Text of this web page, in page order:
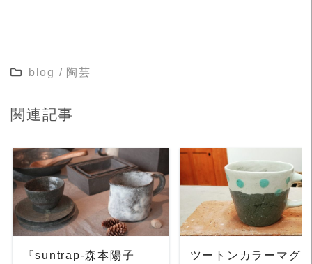
blog / 陶芸
関連記事
READ MORE
『suntrap-森本陽子
READ MORE
ツートンカラーマグ